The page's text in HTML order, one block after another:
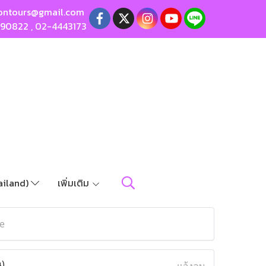
, 02-4443173
เพิ่มเติม